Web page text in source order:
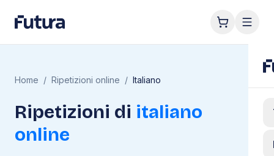
Home / Ripetizioni online / Italiano
Ripetizioni di italiano
online